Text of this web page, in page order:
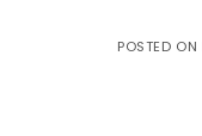
POSTED ON